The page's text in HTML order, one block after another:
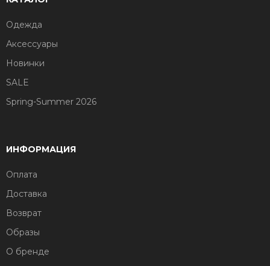
Одежда
Аксессуары
Новинки
SALE
Spring-Summer 2026
ИНФОРМАЦИЯ
Оплата
Доставка
Возврат
Образы
О бренде